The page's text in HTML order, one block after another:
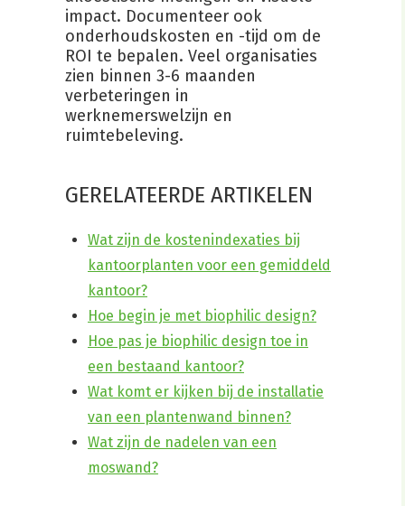
impact. Documenteer ook
onderhoudskosten en -tijd om de
ROI te bepalen. Veel organisaties
zien binnen 3-6 maanden
verbeteringen in
werknemerswelzijn en
ruimtebeleving.
GERELATEERDE ARTIKELEN
Wat zijn de kostenindexaties bij
kantoorplanten voor een gemiddeld
kantoor?
Hoe begin je met biophilic design?
Hoe pas je biophilic design toe in
een bestaand kantoor?
Wat komt er kijken bij de installatie
van een plantenwand binnen?
Wat zijn de nadelen van een
moswand?